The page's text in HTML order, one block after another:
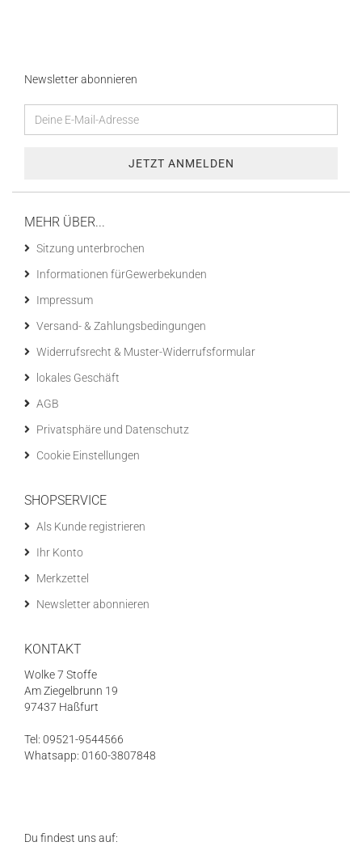
Newsletter abonnieren
MEHR ÜBER...
Sitzung unterbrochen
Informationen fürGewerbekunden
Impressum
Versand- & Zahlungsbedingungen
Widerrufsrecht & Muster-Widerrufsformular
lokales Geschäft
AGB
Privatsphäre und Datenschutz
Cookie Einstellungen
SHOPSERVICE
Als Kunde registrieren
Ihr Konto
Merkzettel
Newsletter abonnieren
KONTAKT
Wolke 7 Stoffe
Am Ziegelbrunn 19
97437 Haßfurt
Tel: 09521-9544566
Whatsapp: 0160-3807848
Du findest uns auf: